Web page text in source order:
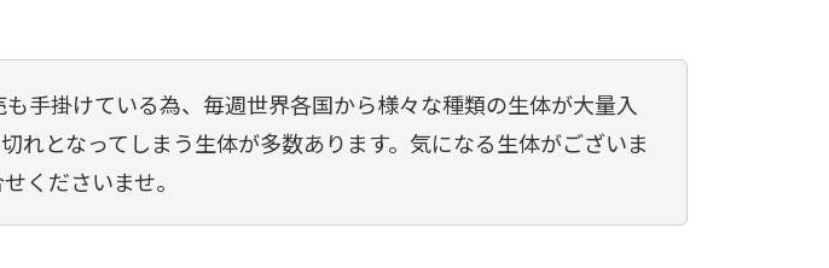
手掛けている為、毎週世界各国から様々な種類の生体が大量入
れとなってしまう生体が多数あります。気になる生体がございま
くださいませ。